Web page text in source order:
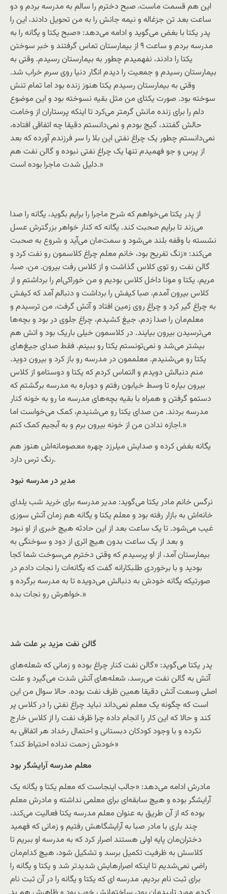
این هم قسمت ماست، صبح دخترم را سالم به مدرسه بردم و دو
ساعت بعد تن جزغاله و نیمه جانش را به من تحویل دادند، این را
پدر یکتا با بغض می‌گوید و ادامه می‌دهد: «صبح یکتا و یگانه را به
مدرسه بردم و ساعت ۹ از بیمارستان تماس گرفتند و خبر سوختن
یکتا را دادند، نفهمیدم چطور به بیمارستان رسیدم. وقتی به
بیمارستان رسیدم و جمعیت را دیدم انگار دنیا روی سرم خراب شد.
وقتی به بیمارستان رسیدم یکتا هنوز زنده بود اما تمام تنش
سوخته بود. صورت یکتای من مثل بقیه نسوخته بود و این موضوع
دلم را برای زنده مانش گرمتر می‌کرد تا اینکه پرستاران از وخامت
حالش گفتند، گیج بودم و نمی‌دانستم دقیقا چه اتفاقی افتاده،
نمی‌دانستم چطور یک چراغ نفتی این بلا را سر فرزندم آورده که بعد
از پرس و جو فهمیدم تنها یک چراغ نفتی نبوده و گالن نفت هم
دلیل شدت ماجرا بوده است.»
از پدر یکتا می‌خواهم که شرح ماجرا را برایم بگوید، یگانه را صدا
می‌زند تا برایم صحبت کند. یگانه که کنار خواهر بزرگترش عسل
نشسته با وقفه بلند می‌شود و سمت‌مان می‌آید و شروع به صحبت
می‌کند: «زنگ تفریح بود، خانم معلم چراغ کلاسمون رو نفت کرد و
گالن نفت رو توی کلاس گذاشت و از کلاس رفت بیرون. من، صبا،
مریم، یکتا و مونا داخل کلاس بودیم و من خوراکی‌ام را برداشتم و از
کلاس بیرون آمدم، صبا کیفش را برداشت و دنبالم آمد که کیفش
به چراغ گیر کرد و چراغ روی زمین افتاد و آتش گرفت، من ترسیدم و
معلم‌مان را صدا زدم، جیغ کشیدم، چراغ جلوی در بود و بچه‌ها
می‌ترسیدن بیرون بیایند. در کلاسمون خیلی باریک بود و اتش هم
بیشتر می‌شد و نمی‌تونستم یکتا رو ببینم. فقط صدای جیغ‌های
یکتا رو می‌شنیدم. معلممون در مدرسه رو باز کرد و بیرون دوید.
منم دنبالش دویدم و التماس کردم که یکتا و دوستامو از کلاس
بیرون بیاره تا وسط خیابون رفتم و دوباره به مدرسه برگشتم که
دستمو گرفتن و همراه با بقیه بچه‌های مدرسه ما رو به خونه کنار
مدرسه بردند‌. من صدای یکتا رو می‌شنیدم، کمک می‌خواست اما
اجازه ندادن من از خونه بیرون برم و به آبجیم کمک کنم.»
یگانه بغض کرده و صدایش میلرزد چهره معصومانه‌اش هنوز هم
رنگ ترس دارد.
مدیر در مدرسه نبود
نرگس خانم مادر یکتا می‌گوید: مدیر مدرسه برای خرید شب یلدای
خانه‌اش به بازار رفته بود و معلم یکتا و یگانه هم زمان آتش سوزی
غیب می‌شود. تا یک ساعت بعد از این حادثه هیچ خبری از او نبود
و بعد از یک ساعت بدون هیچ اثری از دود و سوختگی به
بیمارستان آمد، از او پرسیدم که وقتی دخترم می‌سوخت شما کجا
بودید و با برخوردی طلبکارانه گفت که یگانه‌ات را نجات دادم در
صورتیکه یگانه خودش به دنبالش می‌دویده تا به مدرسه برگرده و
خواهرش رو نجات بده‌.»
گالن نفت مزید بر علت شد
پدر یکتا می‌گوید: «گالن نفت کنار چراغ بوده و زمانی که شعله‌های
آتش به گالن نفت می‌رسد، شعله‌های آتش شدت می‌گیرد و علت
اصلی وسعت آتش دقیقا همین ظرف نفت بوده. حالا سوال من این
است که چگونه یک معلم نمی‌داند نباید چراغ نفتی را در کلاس پر
کند و حالا که این کار را انجام داده چرا ظرف نفت را از کلاس خارج
نکرده و با وجود کودکان دبستانی و احتمال رخداد هر اتفاقی به
خودش زحمت نداده احتیاط کند؟»
معلم مدرسه آرایشگر بود
مادرش ادامه می‌دهد: «جالب اینجاست که معلم یکتا و یگانه یک
آرایشگر بوده و هیچ سابقه‌ای برای معلمی نداشته و مادرش معلم
بوده که از آن طریق به عنوان معلم مدرسه یکتا فعالیت می‌کند،
چند باری با مادر صبا به آرایشگاهش رفتیم و زمانی که فهمید
دختران‌مان پایه اولی هستند اصرار کرد که به مدرسه او ببریم تا
کلاسش به ظرفیت تکمیل برسد و تشکیل شود، هیچ کدام‌مان
راضی نمی‌شدیم تا اینکه اصرارهایش شدیدتر شد و یکتا و یگانه را
برای ثبت نام بردیم، مدرسه ای که یکتا و یگانه را در آن ثبت نام